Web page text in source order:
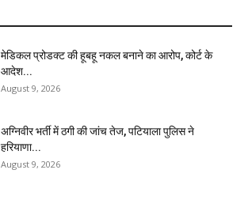
मेडिकल प्रोडक्ट की हूबहू नकल बनाने का आरोप, कोर्ट के
आदेश...
August 9, 2026
अग्निवीर भर्ती में ठगी की जांच तेज, पटियाला पुलिस ने
हरियाणा...
August 9, 2026